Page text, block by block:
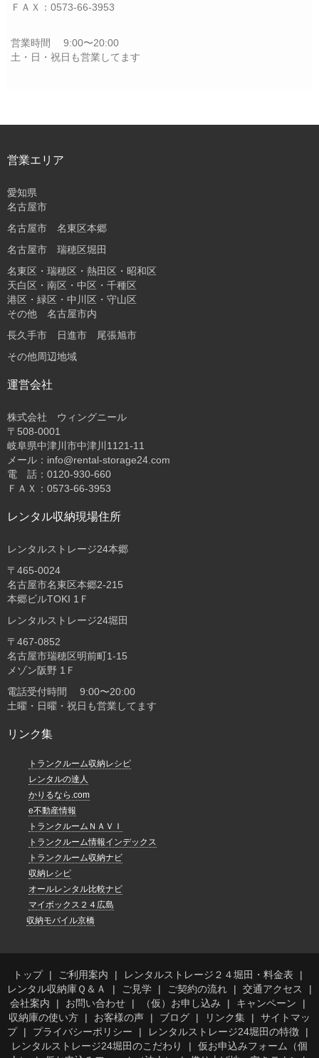
ＦＡＸ：0573-66-3953
営業時間 9:00〜20:00
土・日・祝日も営業してます
営業エリア
愛知県
名古屋市
名古屋市 名東区本郷
名古屋市 瑞穂区堀田
名東区・瑞穂区・熱田区・昭和区
天白区・南区・中区・千種区
港区・緑区・中川区・守山区
その他 名古屋市内
長久手市 日進市 尾張旭市
その他周辺地域
運営会社
株式会社 ウィングニール
〒508-0001
岐阜県中津川市中津川1121-11
メール：info@rental-storage24.com
電 話：0120-930-660
ＦＡＸ：0573-66-3953
レンタル収納現場住所
レンタルストレージ24本郷
〒465-0024
名古屋市名東区本郷2-215
本郷ビルTOKI 1Ｆ
レンタルストレージ24堀田
〒467-0852
名古屋市瑞穂区明前町1-15
メゾン阪野 1Ｆ
電話受付時間 9:00〜20:00
土曜・日曜・祝日も営業してます
リンク集
トランクルーム収納レシピ
レンタルの達人
かりるなら.com
e不動産情報
トランクルームＮＡＶＩ
トランクルーム情報インデックス
トランクルーム収納ナビ
収納レシピ
オールレンタル比較ナビ
マイボックス２４広島
収納モバイル京橋
トップ ご利用案内
レンタルストレージ２４堀田・料金表
レンタル収納庫Ｑ＆Ａ
ご見学 ご契約の流れ
交通アクセス
会社案内
お問い合わせ （仮）お申し込み
キャンペーン
収納庫の使い方
お客様の声 ブログ リンク集
サイトマッ
プ
プライバシーポリシー
レンタルストレージ24堀田の特徴
レンタルストレージ24堀田のこだわり
仮お申込みフォーム（個